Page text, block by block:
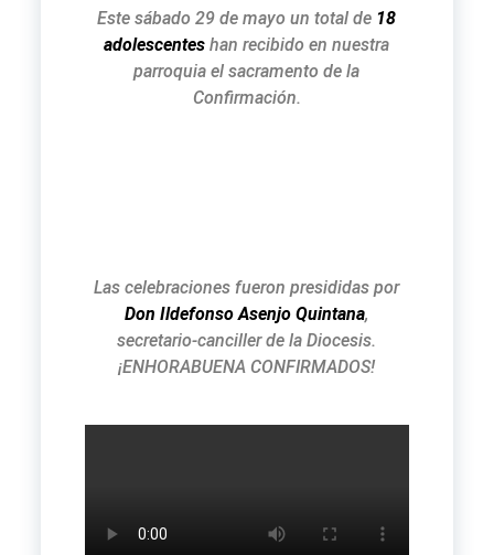
Este sábado 29 de mayo un total de 18
adolescentes han recibido en nuestra
parroquia el sacramento de la
Confirmación.
Las celebraciones fueron presididas por
Don Ildefonso Asenjo Quintana,
secretario-canciller de la Diocesis.
¡ENHORABUENA CONFIRMADOS!